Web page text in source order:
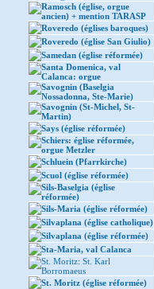
Ramosch (église, orgue
ancien) + mention TARASP
Roveredo (églises baroques)
Roveredo (église San Giulio)
Samedan (église réformée)
Santa Domenica, val
Calanca: orgue
Savognin (Baselgia
Nossadonna, Ste-Marie)
Savognin (St-Michel, St-
Martin)
Says (église réformée)
Schiers: église réformée,
orgue Metzler
Schluein (Pfarrkirche)
Scuol (église réformée)
Sils-Baselgia (église
réformée)
Sils-Maria (église réformée)
Silvaplana (église catholique)
Silvaplana (église réformée)
Sta-Maria, val Calanca
St. Moritz: St. Karl
Borromaeus
St. Moritz (église réformée)